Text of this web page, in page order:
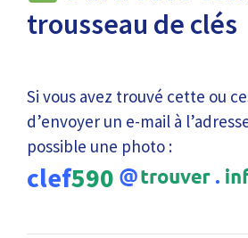
trousseau de clés
Si vous avez trouvé cette ou
d’envoyer un e-mail à
possible une photo :
clef590